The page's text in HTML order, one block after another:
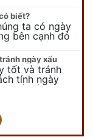
biết?
ta có ngày
bên cạnh đó
Tuy nhiên khi
ngày xấu
tốt và tránh
tính ngày
để tiến hành